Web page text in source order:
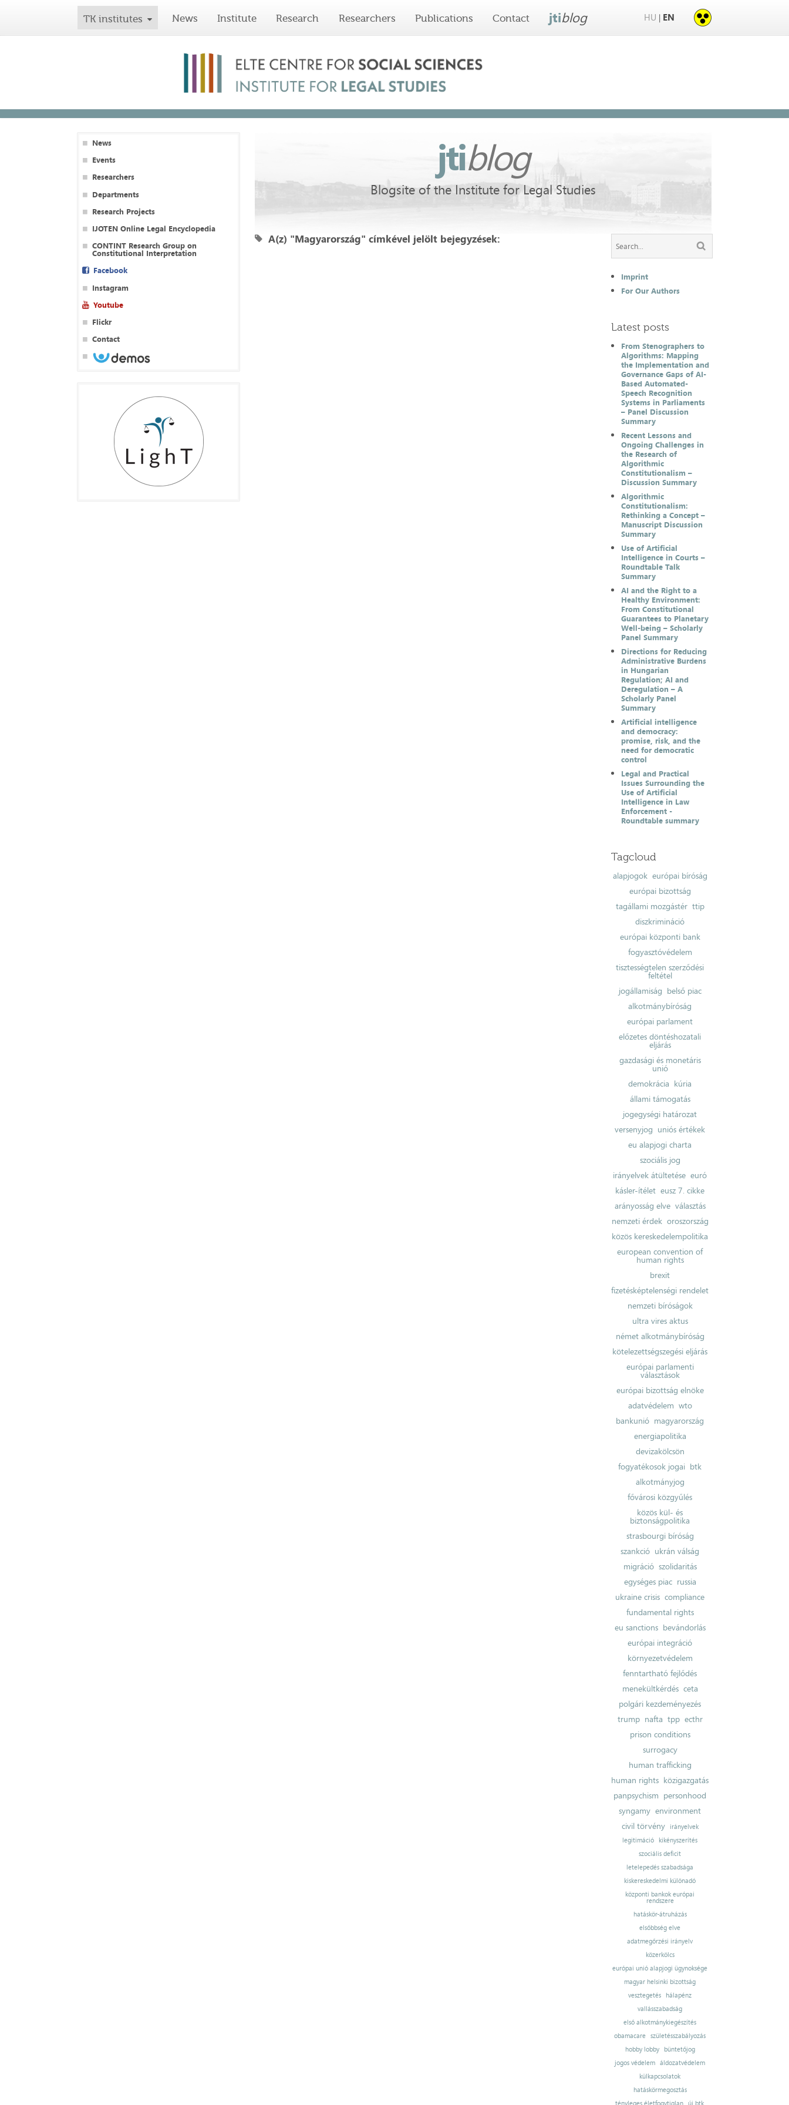
TK institutes News Institute Research Researchers Publications Contact jtiblog HU | EN
News
Events
Researchers
Departments
Research Projects
IJOTEN Online Legal Encyclopedia
CONTINT Research Group on
Constitutional Interpretation
Facebook
Instagram
Youtube
Flickr
Contact
jtiblog
Blogsite of the Institute for Legal Studies
A(z) "Magyarország" címkével jelölt bejegyzések:
Imprint
For Our Authors
Latest posts
From Stenographers to
Algorithms: Mapping
the Implementation and
Governance Gaps of AI-
Based Automated-
Speech Recognition
Systems in Parliaments
– Panel Discussion
Summary
Recent Lessons and
Ongoing Challenges in
the Research of
Algorithmic
Constitutionalism –
Discussion Summary
Algorithmic
Constitutionalism:
Rethinking a Concept –
Manuscript Discussion
Summary
Use of Artificial
Intelligence in Courts –
Roundtable Talk
Summary
AI and the Right to a
Healthy Environment:
From Constitutional
Guarantees to Planetary
Well-being – Scholarly
Panel Summary
Directions for Reducing
Administrative Burdens
in Hungarian
Regulation; AI and
Deregulation – A
Scholarly Panel
Summary
Artificial intelligence
and democracy:
promise, risk, and the
need for democratic
control
Legal and Practical
Issues Surrounding the
Use of Artificial
Intelligence in Law
Enforcement -
Roundtable summary
Tagcloud
alapjogok európai bíróság
európai bizottság
tagállami mozgástér ttip
diszkrimináció
európai központi bank
fogyasztóvédelem
tisztességtelen szerződési
feltétel
jogállamiság belső piac
alkotmánybíróság
európai parlament
előzetes döntéshozatali
eljárás
gazdasági és monetáris
unió
demokrácia kúria
állami támogatás
jogegységi határozat
versenyjog uniós értékek
eu alapjogi charta
szociális jog
irányelvek átültetése euró
kásler-ítélet eusz 7. cikke
arányosság elve választás
nemzeti érdek oroszország
közös kereskedelempolitika
european convention of
human rights
brexit
fizetésképtelenségi rendelet
nemzeti bíróságok
ultra vires aktus
német alkotmánybíróság
kötelezettségszegési eljárás
európai parlamenti
választások
európai bizottság elnöke
adatvédelem wto
bankunió magyarország
energiapolitika
devizakölcsön
fogyatékosok jogai btk
alkotmányjog
fővárosi közgyűlés
közös kül- és
biztonságpolitika
strasbourgi bíróság
szankció ukrán válság
migráció szolidaritás
egységes piac russia
ukraine crisis compliance
fundamental rights
eu sanctions bevándorlás
európai integráció
környezetvédelem
fenntartható fejlődés
menekültkérdés ceta
polgári kezdeményezés
trump nafta tpp ecthr
prison conditions
surrogacy
human trafficking
human rights közigazgatás
panpsychism personhood
syngamy environment
civil törvény
irányelvek
legitimáció
kikényszerítés
szociális deficit
letelepedés szabadsága
kiskereskedelmi különadó
központi bankok európai
rendszere
hatáskör-átruházás
elsőbbség elve
adatmegőrzési irányelv
közerkölcs
európai unió alapjogi ügynoksége
magyar helsinki bizottság
vesztegetés
hálapénz
vallásszabadság
első alkotmánykiegészítés
obamacare
születésszabályozás
hobby lobby
büntetőjog
jogos védelem
áldozatvédelem
külkapcsolatok
hatáskörmegosztás
tényleges életfogytiglan új btk.